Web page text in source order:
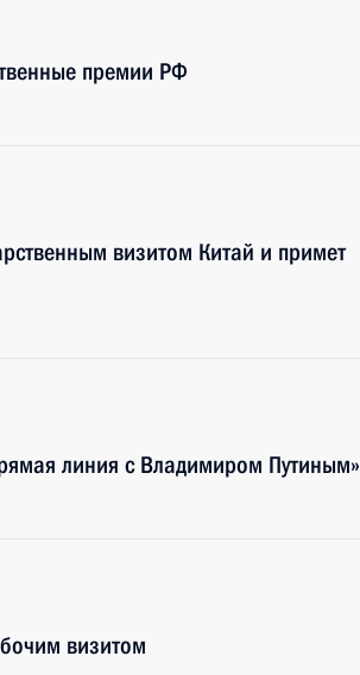
премии РФ
визитом Китай и примет
линия с Владимиром Путиным»
визитом